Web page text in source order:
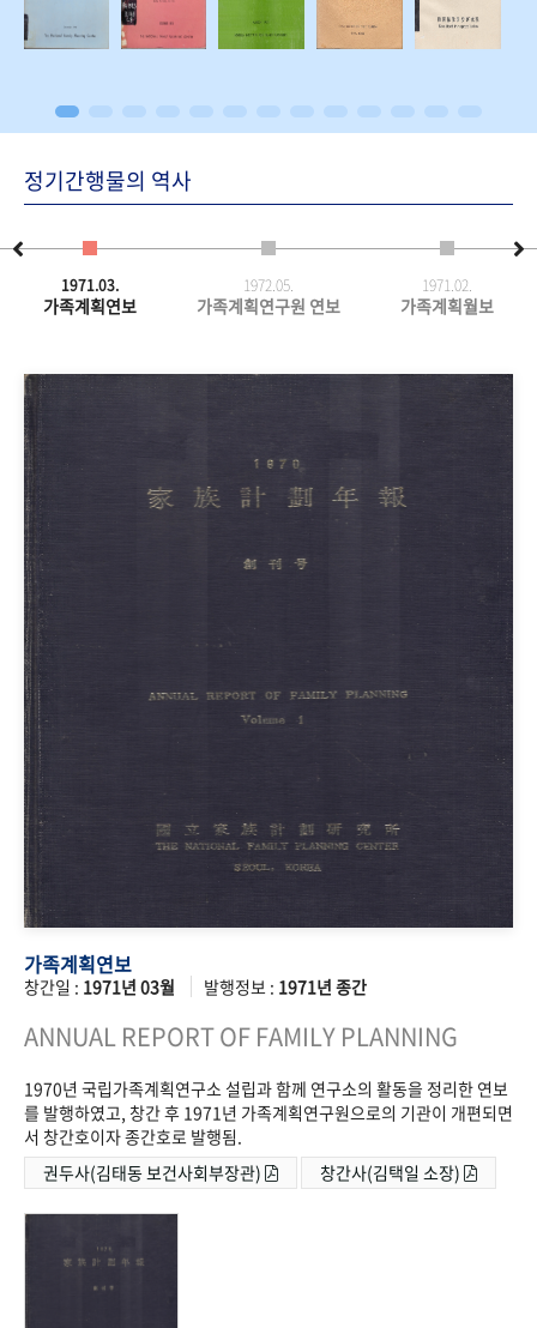
정기간행물의 역사
1971.03.
가족계획연보
1972.05.
가족계획연구원 연보
1971.02.
가족계획월보
가족계획연보
창간일 : 1971년 03월 발행정보 : 1971년 종간
ANNUAL REPORT OF FAMILY PLANNING
1970년 국립가족계획연구소 설립과 함께 연구소의 활동을 정리한 연보
를 발행하였고, 창간 후 1971년 가족계획연구원으로의 기관이 개편되면
서 창간호이자 종간호로 발행됨.
권두사(김태동 보건사회부장관)
창간사(김택일 소장)